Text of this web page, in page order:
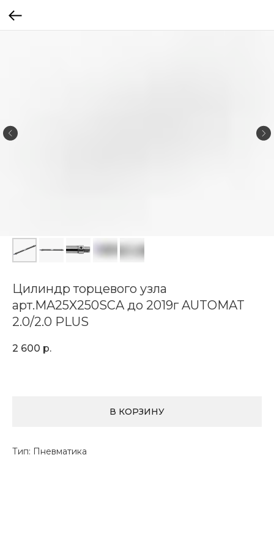
Цилиндр торцевого узла
арт.MA25X250SCA до 2019г AUTOMAT
2.0/2.0 PLUS
2 600 р.
В КОРЗИНУ
Тип: Пневматика